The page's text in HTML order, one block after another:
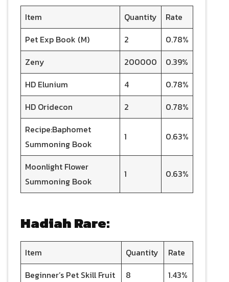
Item Quantity
Rate
Pet Exp Book (M)
2
0.78%
Zeny
200000
0.39%
HD Elunium
4
0.78%
HD Oridecon
2
0.78%
Recipe:Baphomet
Summoning Book
1 0.63%
Moonlight Flower
Summoning Book
1 0.63%
Hadiah Rare:
Item Quantity
Rate
Beginner’s Pet Skill Fruit
8
1.43%